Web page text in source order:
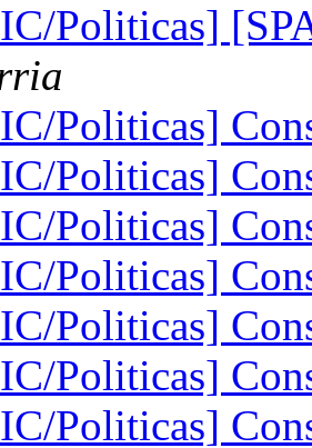
Politicas]
Politicas]
Politicas]
Politicas]
Politicas]
Politicas]
Politicas]
Politicas]